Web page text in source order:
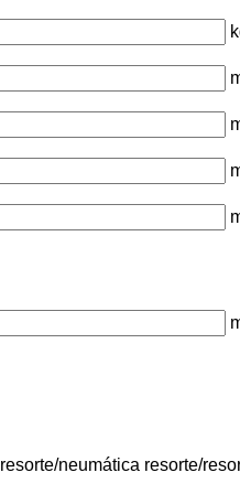
resorte/neumática resorte/